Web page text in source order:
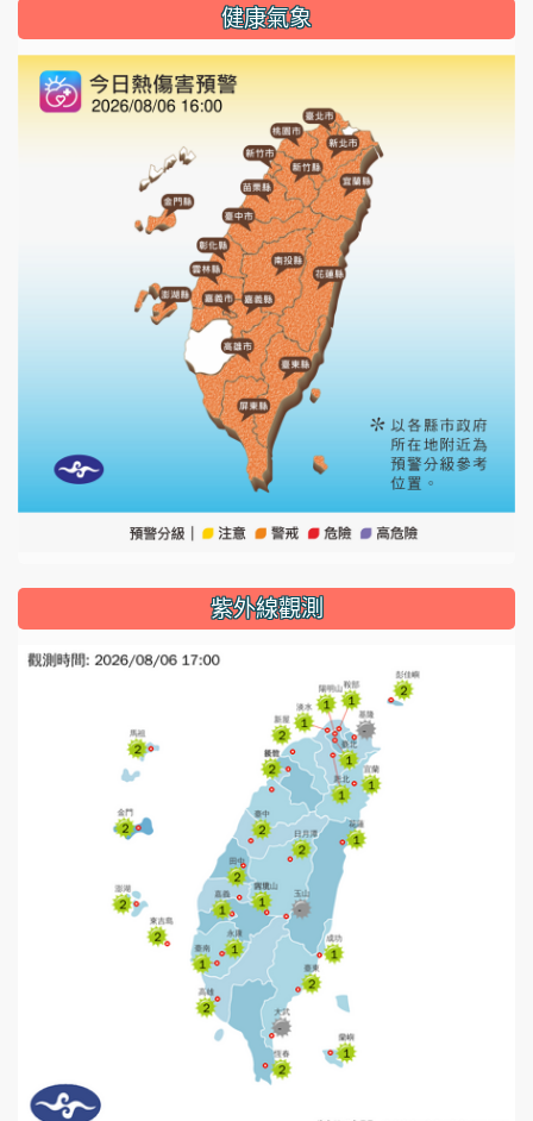
健康氣象
紫外線觀測